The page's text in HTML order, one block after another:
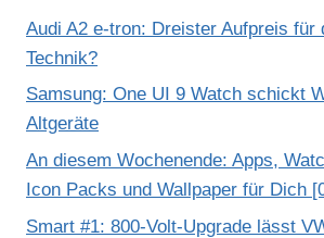
Audi A2 e-tron: Dreister Aufpreis für
Technik?
Samsung: One UI 9 Watch schickt
Altgeräte
An diesem Wochenende: Apps,
Icon Packs und Wallpaper für Dich
Smart #1: 800-Volt-Upgrade lässt